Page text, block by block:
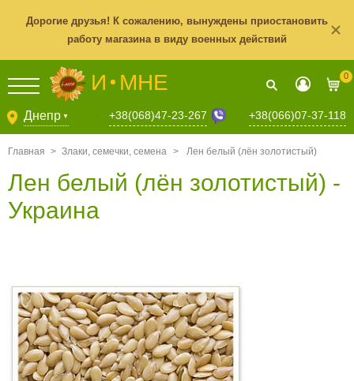
Дорогие друзья! К сожалению, вынуждены приостановить
работу магазина в виду военных действий
И МНЕ 0
Днепр ▼ +38(068)47-23-267 +38(066)07-37-118
Главная > Злаки, семечки, семена > Лен белый (лён золотистый)
Лен белый (лён золотистый) -
Украина